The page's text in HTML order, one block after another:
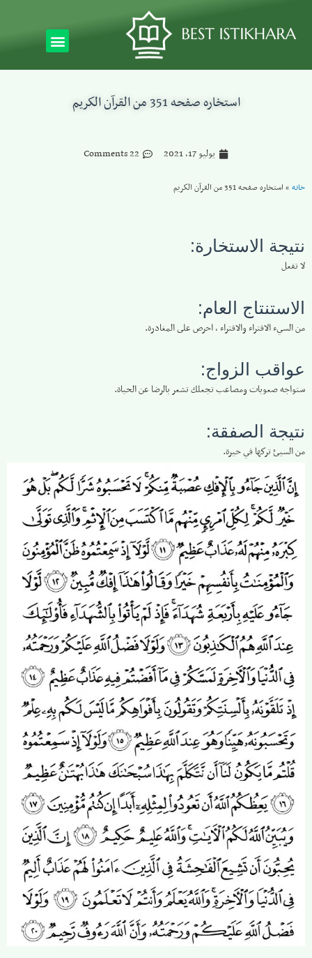
استخاره صفحه 351 من القرآن الكريم
يوليو 17, 2021 22 Comments
خانه » استخاره صفحه 351 من القرآن الكريم
نتيجة الاستخارة:
لا تفعل
الاستنتاج العام:
من السيء الافتراء والافتراء ، احرص على المغادرة.
عواقب الزواج:
ستواجه صعوبات ومصاعب تجعلك تشعر بالرضا عن الحياة.
نتيجة الصفقة:
من السيئ تركها في حيرة.